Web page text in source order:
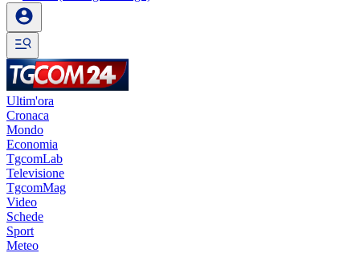
Ultim'ora
Cronaca
Mondo
Economia
TgcomLab
Televisione
TgcomMag
Video
Schede
Sport
Meteo